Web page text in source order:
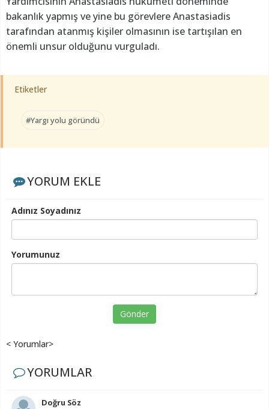
bakanlık yapmış ve yine bu görevlere Anastasiadis
tarafından atanmış kişiler olmasının ise tartışılan en
önemli unsur olduğunu vurguladı.
Etiketler
#Yargı yolu göründü
YORUM EKLE
Adınız Soyadınız
Yorumunuz
Gönder
< Yorumlar>
YORUMLAR
Doğru Söz